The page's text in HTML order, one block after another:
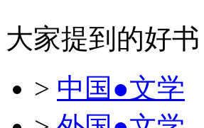
大家提到的好书
> 中国●文学